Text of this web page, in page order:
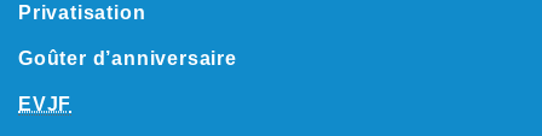
Privatisation
Goûter d’anniversaire
EVJF